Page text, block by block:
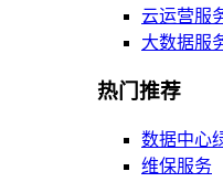
云运营服
大数据服
热门推荐
数据中心
维保服务